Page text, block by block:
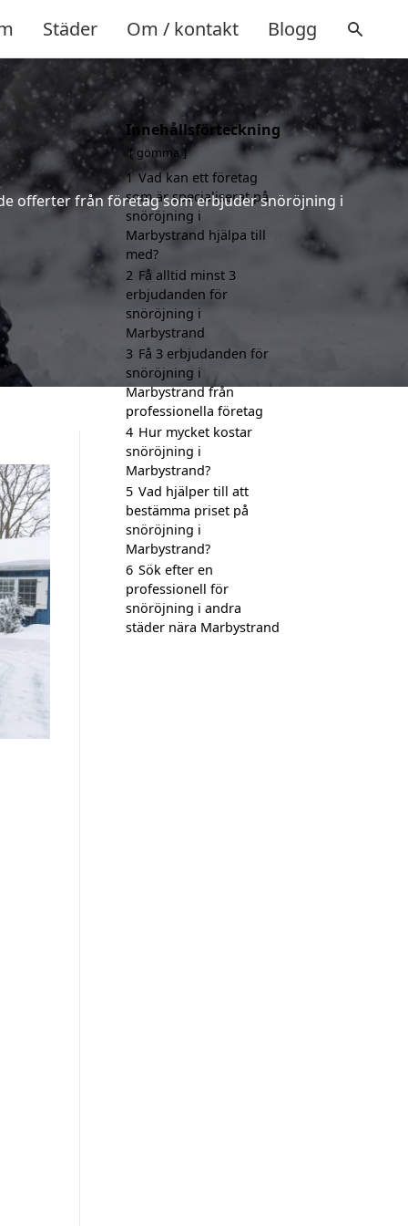
Städer Om / kontakt Blogg
offerter från företag som erbjuder snöröjning i
Innehållsförteckning
gömma
1 Vad kan ett företag
som är specialiserat på
snöröjning i
Marbystrand hjälpa till
med?
2 Få alltid minst 3
erbjudanden för
snöröjning i
Marbystrand
3 Få 3 erbjudanden för
snöröjning i
Marbystrand från
professionella företag
4 Hur mycket kostar
snöröjning i
Marbystrand?
5 Vad hjälper till att
bestämma priset på
snöröjning i
Marbystrand?
6 Sök efter en
professionell för
snöröjning i andra
städer nära Marbystrand